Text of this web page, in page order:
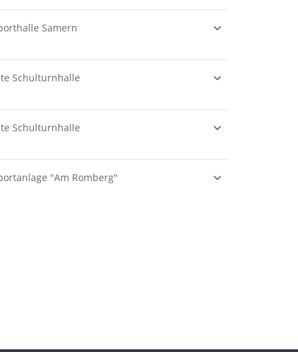
Samern
Schulturnhalle
Schulturnhalle
"Am Romberg"